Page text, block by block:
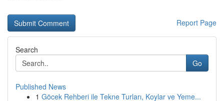
Report Page
Search
Go
Published News
1 Göcek Rehberi ile Tekne Turları, Koylar ve Yeme...